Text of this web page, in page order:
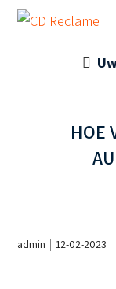
HOE
12-02-2023
admin